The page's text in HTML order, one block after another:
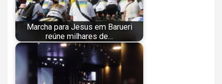
Marcha para Jesus em Barueri
reúne milhares de…